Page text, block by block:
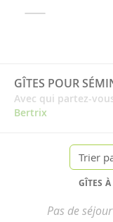
GÎTES POUR
Avec qui partez-
Bertrix
Trier
GÎTES
Pas de